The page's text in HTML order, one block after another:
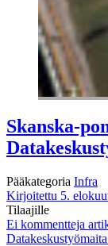
Skanska-
Pääkategoria Infra
Kirjoitettu 5.
Tilaajille
Ei kommentteja